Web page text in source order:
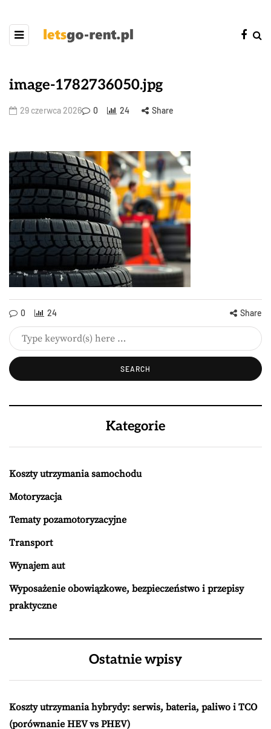
image-1782736050.jpg
29 czerwca 2026 0 24 Share
0 24 Share
Kategorie
Koszty utrzymania samochodu
Motoryzacja
Tematy pozamotoryzacyjne
Transport
Wynajem aut
Wyposażenie obowiązkowe, bezpieczeństwo i przepisy
praktyczne
Ostatnie wpisy
Koszty utrzymania hybrydy: serwis, bateria, paliwo i TCO
(porównanie HEV vs PHEV)